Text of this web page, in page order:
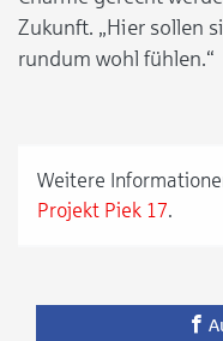
Zukunft. „Hier sollen
rundum wohl fühlen.“
Weitere
Projekt Piek 17.